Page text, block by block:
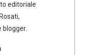
editoriale
blogger.